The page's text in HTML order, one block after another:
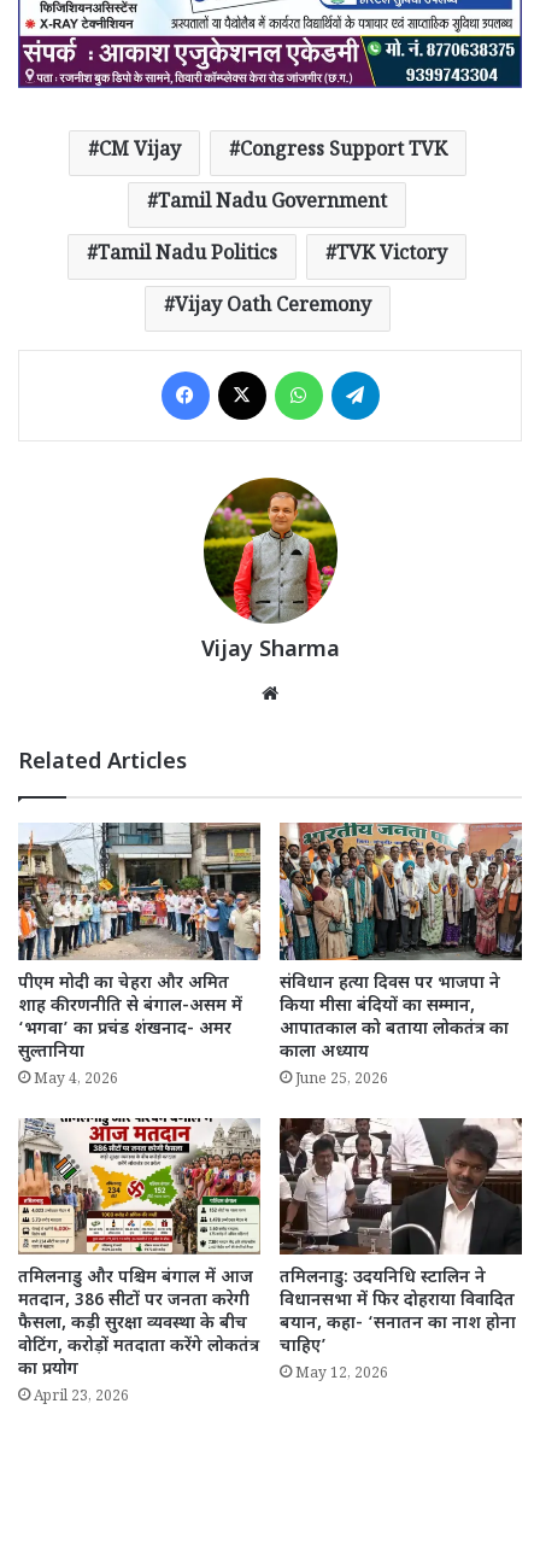
CM Vijay
Congress Support TVK
Tamil Nadu Government
Tamil Nadu Politics
TVK Victory
Vijay Oath Ceremony
Facebook WhatsApp
Vijay Sharma
Related Articles
पीएम मोदी का चेहरा और अमित
शाह की रणनीति से बंगाल-असम में
‘भगवा’ का प्रचंड शंखनाद- अमर
सुल्तानिया
May 4, 2026
संविधान हत्या दिवस पर भाजपा ने
किया मीसा बंदियों का सम्मान,
आपातकाल को बताया लोकतंत्र का
काला अध्याय
June 25, 2026
तमिलनाडु और पश्चिम बंगाल में आज
मतदान, 386 सीटों पर जनता करेगी
फैसला, कड़ी सुरक्षा व्यवस्था के बीच
वोटिंग, करोड़ों मतदाता करेंगे लोकतंत्र
का प्रयोग
April 23, 2026
तमिलनाडु: उदयनिधि स्टालिन ने
विधानसभा में फिर दोहराया विवादित
बयान, कहा- ‘सनातन का नाश होना
चाहिए’
May 12, 2026